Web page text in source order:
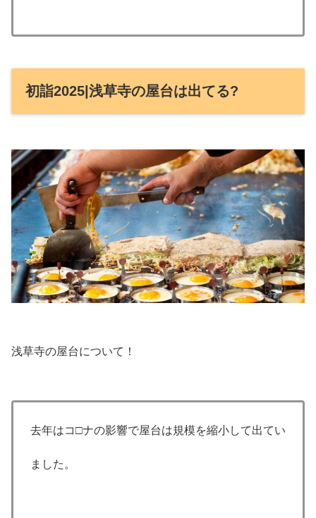
初詣2025|浅草寺の屋台は出てる?
浅草寺の屋台について！
去年はコ□ナの影響で屋台は規模を縮小して出てい
ました。